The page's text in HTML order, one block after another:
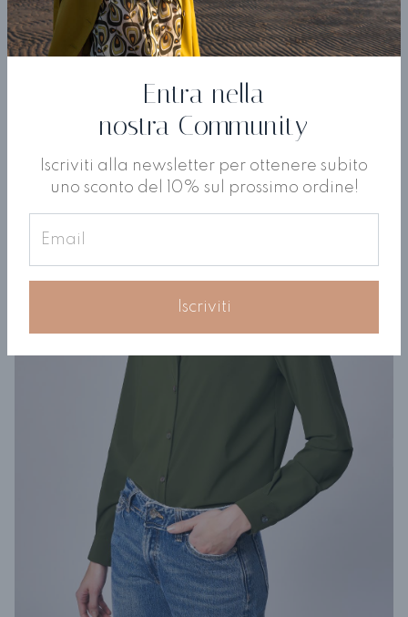
Entra nella
nostra Community
Iscriviti alla newsletter per ottenere subito
uno sconto del 10% sul prossimo ordine!
Iscriviti
€ 301,00